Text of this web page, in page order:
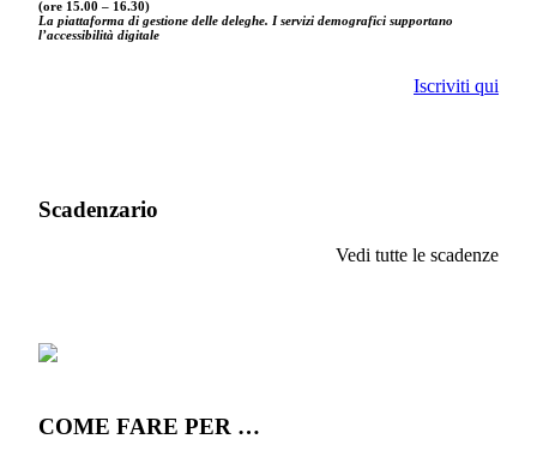
(ore 15.00 – 16.30)
La piattaforma di gestione delle deleghe. I servizi demografici supportano
l’accessibilità digitale
Iscriviti qui
Scadenzario
Vedi tutte le scadenze
COME FARE PER …